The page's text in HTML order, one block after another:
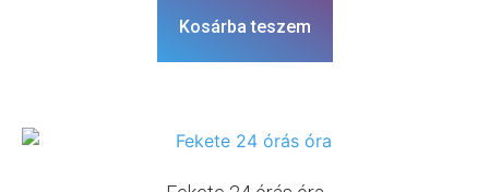
Kosárba teszem